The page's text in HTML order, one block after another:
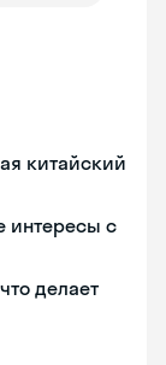
китайский
интересы с
делает